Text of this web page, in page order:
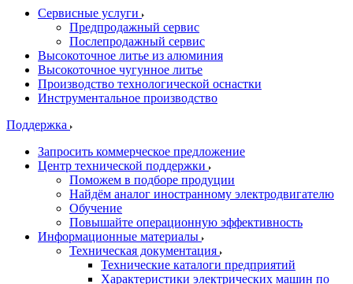
Сервисные услуги
Предпродажный сервис
Послепродажный сервис
Высокоточное литье из алюминия
Высокоточное чугунное литье
Производство технологической оснастки
Инструментальное производство
Поддержка
Запросить коммерческое предложение
Центр технической поддержки
Поможем в подборе продуции
Найдём аналог иностранному электродвигателю
Обучение
Повышайте операционную эффективность
Информационные материалы
Техническая документация
Технические каталоги предприятий
Характеристики электрических машин по